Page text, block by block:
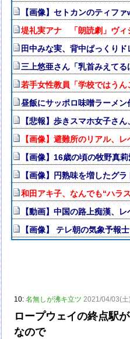
【画像】セトカンのティフ
堤礼実アナ 「朗読劇」ヴィ
田中みな実、背中ぱっくり
三上悠亜さん「乳首みえて
若手女性教員「学校ではうん
昼飯にサッポロ味噌ラーメ
【悲報】歩きスマホ女子さ
【画像】避難所のリアル、
【画像】16歳の頃の牧野真
【画像】円熟味を増したグ
和田アキ子、なんでも“ハラ
【動画】中国の路上痴漢、
【画像】 テレ朝の気象予報
10:名無しが沸キ立ツ 2021/04/03(
ロープウェイの終点駅
なので